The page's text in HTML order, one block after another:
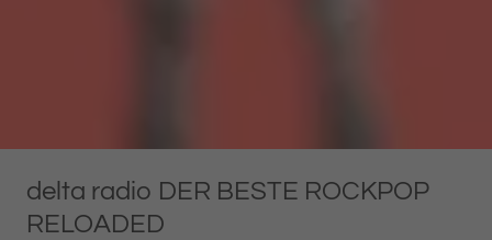
delta radio DER BESTE ROCKPOP
RELOADED